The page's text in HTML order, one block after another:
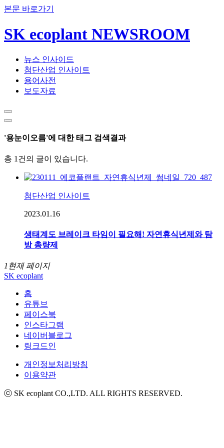
본문 바로가기
SK ecoplant NEWSROOM
뉴스 인사이드
첨단산업 인사이트
용어사전
보도자료
'용눈이오름'에 대한 태그 검색결과
총 1건의 글이 있습니다.
첨단산업 인사이트
2023.01.16
생태계도 브레이크 타임이 필요해! 자연휴식년제와 탐
방 총량제
1 현재 페이지
SK ecoplant
홈
유튜브
페이스북
인스타그램
네이버블로그
링크드인
개인정보처리방침
이용약관
ⓒ SK ecoplant CO.,LTD. ALL RIGHTS RESERVED.